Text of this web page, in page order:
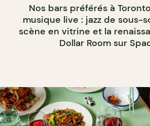
Nos bars préférés à
musique live : jazz de sous-
scène en vitrine et la
Dollar Room sur